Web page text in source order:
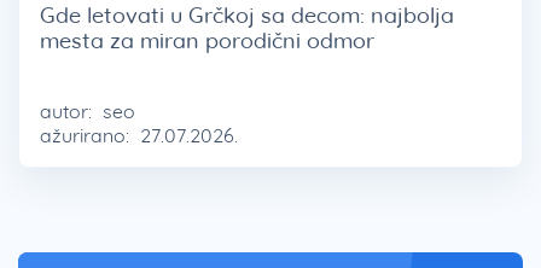
Gde letovati u Grčkoj sa decom: najbolja
mesta za miran porodični odmor
autor: seo
ažurirano: 27.07.2026.